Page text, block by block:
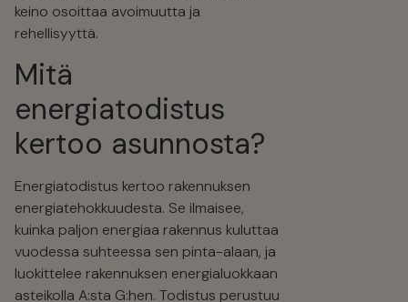
keino osoittaa avoimuutta ja
rehellisyyttä.
Mitä
energiatodistus
kertoo asunnosta?
Energiatodistus kertoo rakennuksen
energiatehokkuudesta. Se ilmaisee,
kuinka paljon energiaa rakennus kuluttaa
vuodessa suhteessa sen pinta-alaan, ja
luokittelee rakennuksen energialuokkaan
asteikolla A:sta G:hen. Todistus perustuu